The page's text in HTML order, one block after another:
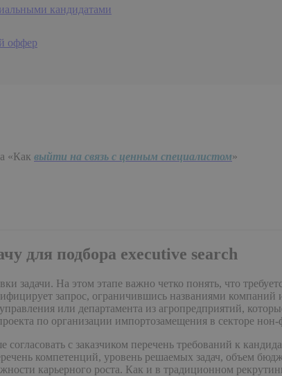
кандидатами
оффер
«Как выйти на связь с ценным специалистом»
для подбора executive search
задачи. На этом этапе важно четко понять, что
запрос, ограничившись названиями
или департамента из агропредприятий,
по организации импортозамещения в секторе нон-
с заказчиком перечень требований к
компетенций, уровень решаемых задач, объем
карьерного роста. Как и в традиционном